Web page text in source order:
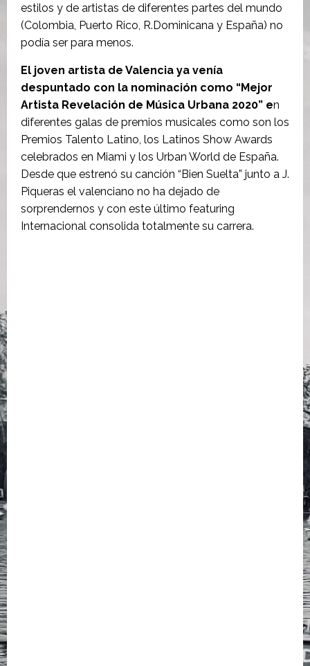
estilos y de artistas de diferentes partes del mundo
(Colombia, Puerto Rico, R.Dominicana y España) no
podía ser para menos.
El joven artista de Valencia ya venía
despuntado con la nominación como “Mejor
Artista Revelación de Música Urbana 2020” en
diferentes galas de premios musicales como son los
Premios Talento Latino, los Latinos Show Awards
celebrados en Miami y los Urban World de España.
Desde que estrenó su canción “Bien Suelta” junto a J.
Piqueras el valenciano no ha dejado de
sorprendernos y con este último featuring
Internacional consolida totalmente su carrera.